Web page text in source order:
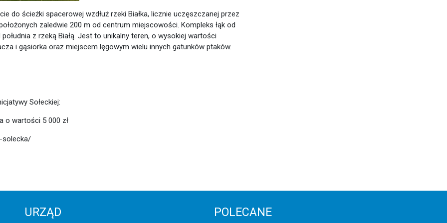
do ścieżki spacerowej wzdłuż rzeki Białka, licznie uczęszczanej przez
zaledwie 200 m od centrum miejscowości. Kompleks łąk od
z rzeką Białą. Jest to unikalny teren, o wysokiej wartości
i gąsiorka oraz miejscem lęgowym wielu innych gatunków ptaków.
Sołeckiej:
o wartości 5 000 zł
solecka/
URZĄD POLECANE